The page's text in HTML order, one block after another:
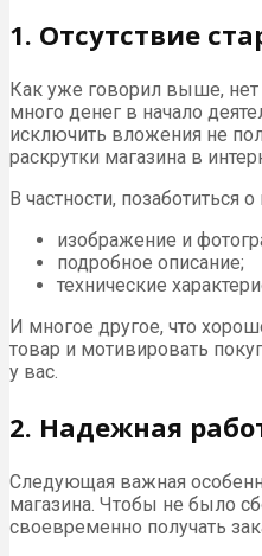
1. Отсутствие
Как уже говорил выше,
много денег в начало
исключить вложения не
раскрутки магазина в
В частности, позаботиться
изображение и
подробное описание;
технические
И многое другое, что
товар и мотивировать
у вас.
2. Надежная
Следующая важная
магазина. Чтобы не было
своевременно получать